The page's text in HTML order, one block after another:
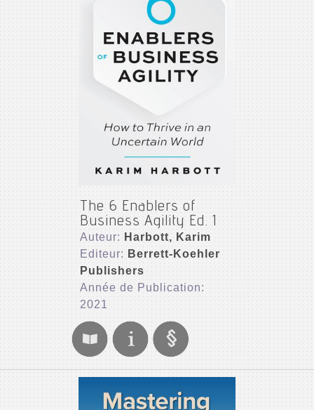
The 6 Enablers of
Business Agility Ed. 1
Auteur: Harbott, Karim
Editeur: Berrett-Koehler
Publishers
Année de Publication:
2021